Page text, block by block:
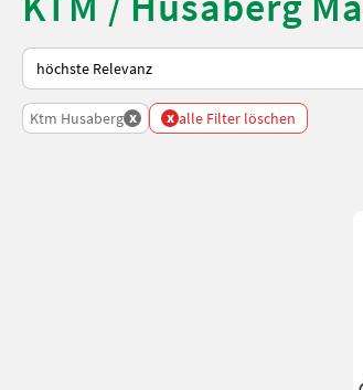
So wird auf Landwirt.com sortiert
Ktm Husaberg x x alle Filter löschen